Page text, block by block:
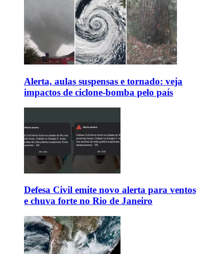
Alerta, aulas suspensas e tornado: veja
impactos de ciclone-bomba pelo país
Defesa Civil emite novo alerta para ventos
e chuva forte no Rio de Janeiro